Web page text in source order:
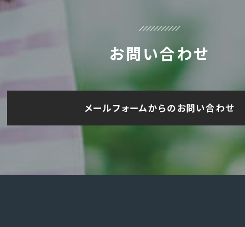
お問い合わせ
メールフォームからのお問い合わせ